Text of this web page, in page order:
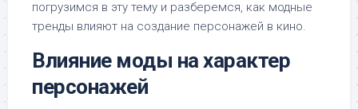
погрузимся в эту тему и разберемся, как модные
тренды влияют на создание персонажей в кино.
Влияние моды на характер
персонажей